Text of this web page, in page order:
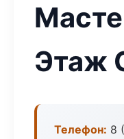
Этаж
Телефон: 8